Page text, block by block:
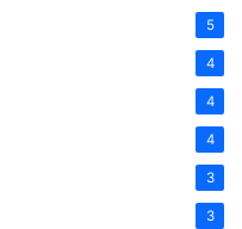
5
4
4
4
3
3